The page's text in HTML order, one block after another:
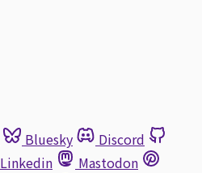
Bluesky
Discord
Linkedin
Mastodon